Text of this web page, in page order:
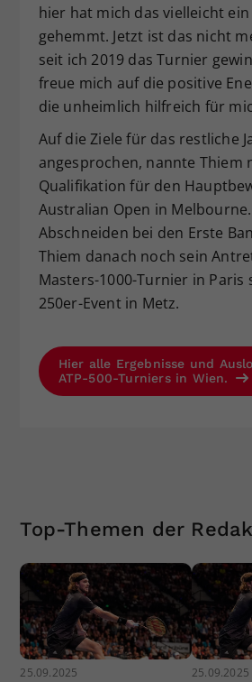
hier hat mich das vielleicht
gehemmt. Jetzt ist das nicht
seit ich 2019 das Turnier
freue mich auf die positive
die unheimlich hilfreich für
Auf die Ziele für das restliche
angesprochen, nannte Thiem
Qualifikation für den
Australian Open in
Abschneiden bei den Erste
Thiem danach noch sein
Masters-1000-Turnier in Paris
250er-Event in Metz.
Hier alle Ergebnisse und
ATP-500-Turniers in Wien.
Top-Themen der
25.09.2025 25.09.2025